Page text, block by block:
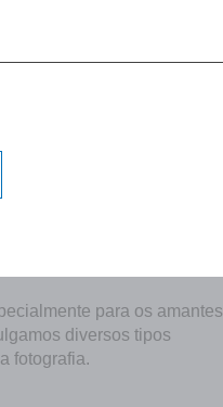
para os amantes
diversos tipos
fotografia.